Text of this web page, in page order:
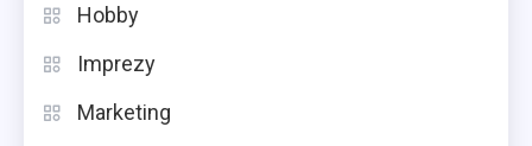
Hobby
Imprezy
Marketing